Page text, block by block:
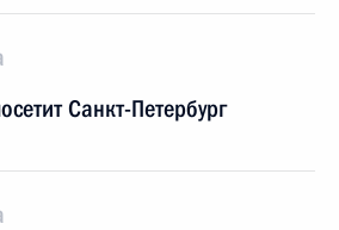
Санкт-Петербург